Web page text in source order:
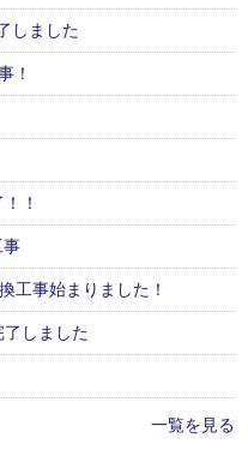
しました
！
！
工事始まりました！
しました
一覧を見る